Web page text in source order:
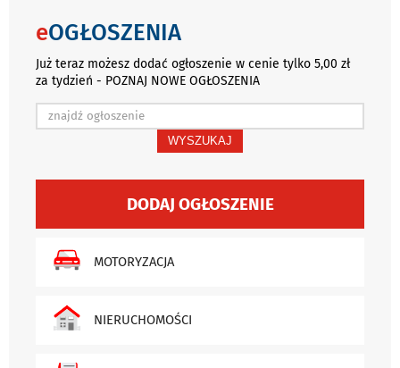
eOGŁOSZENIA
Już teraz możesz dodać ogłoszenie w cenie tylko 5,00 zł
za tydzień - POZNAJ NOWE OGŁOSZENIA
WYSZUKAJ
DODAJ OGŁOSZENIE
MOTORYZACJA
NIERUCHOMOŚCI